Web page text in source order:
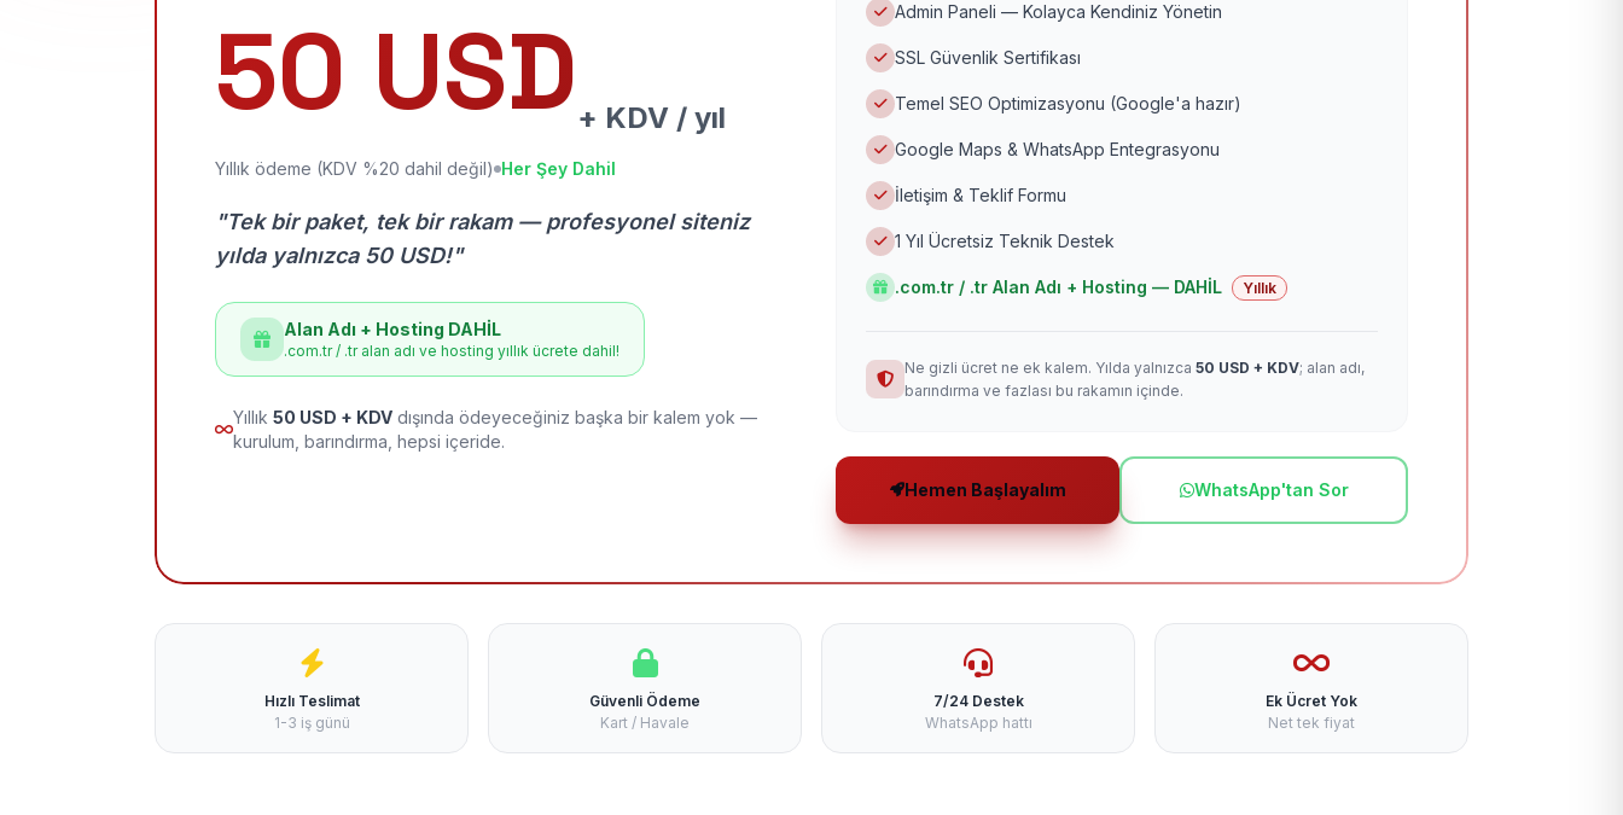
50 USD + KDV / yıl
Yıllık ödeme (KDV %20 dahil değil) Her Şey Dahil
"Tek bir paket, tek bir rakam — profesyonel siteniz
yılda yalnızca 50 USD!"
Alan Adı + Hosting DAHİL
.com.tr / .tr alan adı ve hosting yıllık ücrete dahil!
Yıllık 50 USD + KDV dışında ödeyeceğiniz başka bir kalem yok —
kurulum, barındırma, hepsi içeride.
Admin Paneli — Kolayca Kendiniz Yönetin
SSL Güvenlik Sertifikası
Temel SEO Optimizasyonu (Google'a hazır)
Google Maps & WhatsApp Entegrasyonu
İletişim & Teklif Formu
1 Yıl Ücretsiz Teknik Destek
.com.tr / .tr Alan Adı + Hosting — DAHİL Yıllık
Ne gizli ücret ne ek kalem. Yılda yalnızca 50 USD + KDV; alan adı,
barındırma ve fazlası bu rakamın içinde.
Hemen Başlayalım WhatsApp'tan Sor
Hızlı Teslimat
1-3 iş günü
Güvenli Ödeme
Kart / Havale
7/24 Destek
WhatsApp hattı
Ek Ücret Yok
Net tek fiyat